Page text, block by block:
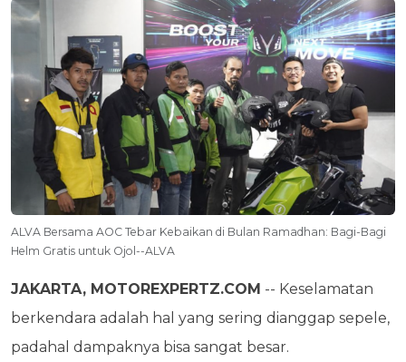
ALVA Bersama AOC Tebar Kebaikan di Bulan Ramadhan: Bagi-Bagi
Helm Gratis untuk Ojol--ALVA
JAKARTA, MOTOREXPERTZ.COM -- Keselamatan
berkendara adalah hal yang sering dianggap sepele,
padahal dampaknya bisa sangat besar.